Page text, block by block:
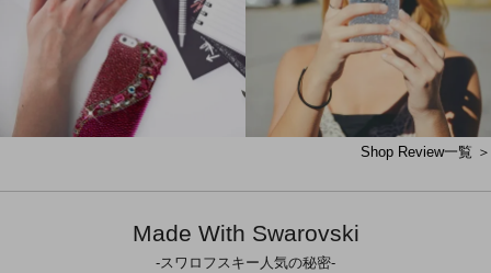
Shop Review一覧 ＞
Made With Swarovski
-スワロフスキー人気の秘密-